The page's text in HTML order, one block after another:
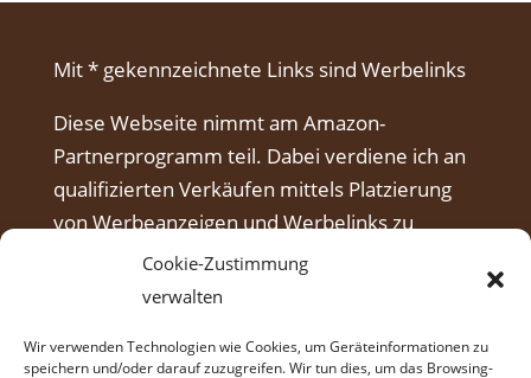
Cookie-Zustimmung
verwalten
Wir verwenden Technologien wie Cookies, um Geräteinformationen zu
speichern und/oder darauf zuzugreifen. Wir tun dies, um das Browsing-
Mit * gekennzeichnete Links sind Werbelinks
Diese Webseite nimmt am Amazon-
Partnerprogramm teil. Dabei verdiene ich an
qualifizierten Verkäufen mittels Platzierung
von Werbeanzeigen und Werbelinks zu